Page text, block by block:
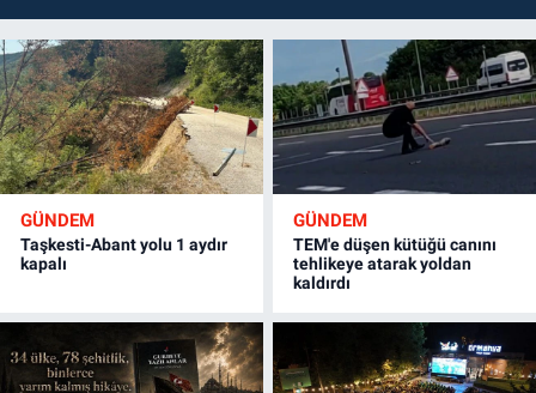
GÜNDEM
Taşkesti-Abant yolu 1 aydır
kapalı
GÜNDEM
TEM'e düşen kütüğü canını
tehlikeye atarak yoldan
kaldırdı